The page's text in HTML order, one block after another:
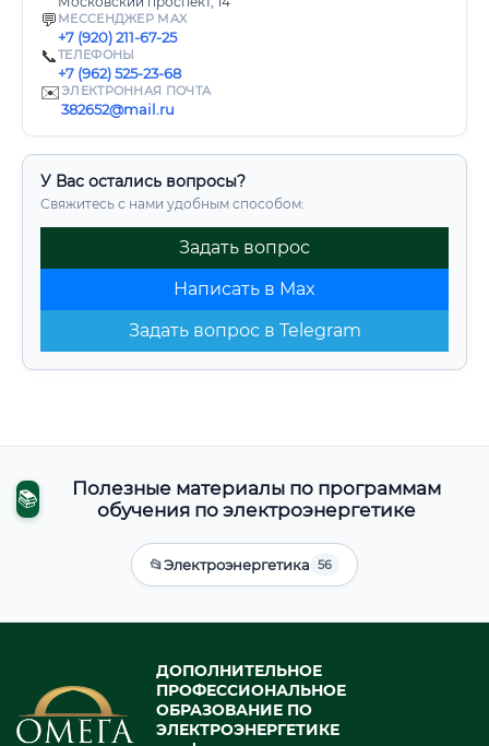
💬 МЕССЕНДЖЕР MAX
+7 (920) 211-67-25
📞ТЕЛЕФОНЫ
+7 (962) 525-23-68
✉️ЭЛЕКТРОННАЯ ПОЧТА
382652@mail.ru
У Вас остались вопросы?
Свяжитесь с нами удобным способом:
Задать вопрос
Написать в Max
Задать вопрос в Telegram
📚
Полезные материалы по программам
обучения по электроэнергетике
📂Электроэнергетика 56
ДОПОЛНИТЕЛЬНОЕ
ПРОФЕССИОНАЛЬНОЕ
ОБРАЗОВАНИЕ ПО
ЭЛЕКТРОЭНЕРГЕТИКЕ